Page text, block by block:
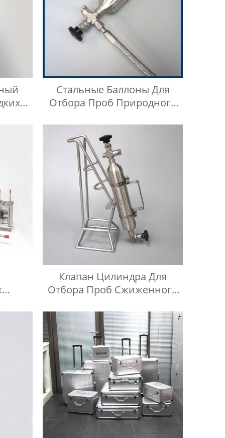
Стальные Баллоны Для
Отбора Проб Природного
Клапан Цилиндра Для
Отбора Проб Сжиженного
Нержавеющей Стали